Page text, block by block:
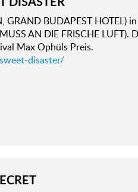
GRAND BUDAPEST HOTEL)
AN DIE FRISCHE LUFT).
Max Ophüls Preis.
disaster/